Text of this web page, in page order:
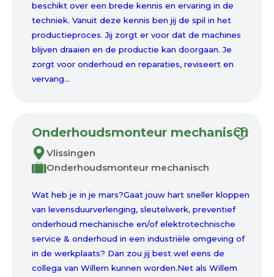
beschikt over een brede kennis en ervaring in de
techniek. Vanuit deze kennis ben jij de spil in het
productieproces. Jij zorgt er voor dat de machines
blijven draaien en de productie kan doorgaan. Je
zorgt voor onderhoud en reparaties, reviseert en
vervang...
Onderhoudsmonteur mechanisch
Vlissingen
Onderhoudsmonteur mechanisch
Wat heb je in je mars?Gaat jouw hart sneller kloppen
van levensduurverlenging, sleutelwerk, preventief
onderhoud mechanische en/of elektrotechnische
service & onderhoud in een industriële omgeving of
in de werkplaats? Dan zou jij best wel eens de
collega van Willem kunnen worden.Net als Willem